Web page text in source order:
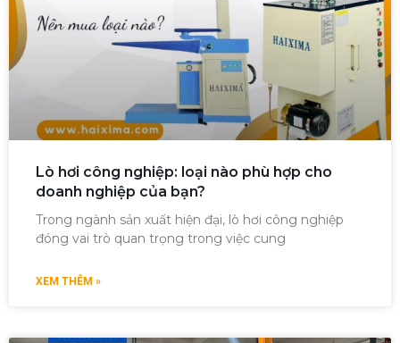
Lò hơi công nghiệp: loại nào phù hợp cho
doanh nghiệp của bạn?
Trong ngành sản xuất hiện đại, lò hơi công nghiệp
đóng vai trò quan trọng trong việc cung
XEM THÊM »